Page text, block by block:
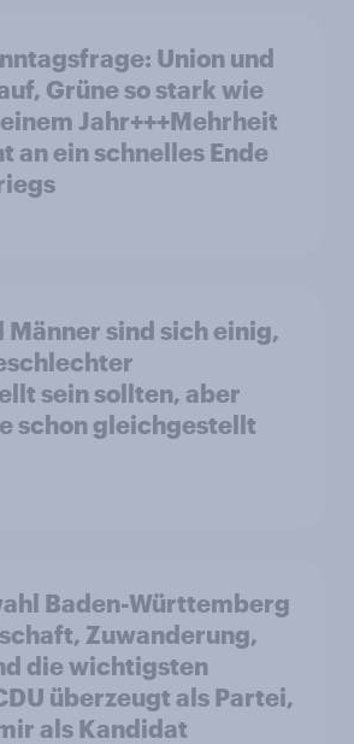
Union und
Grüne so stark wie
Jahr+++Mehrheit
an ein schnelles Ende
Männer sind sich einig,
sein sollten, aber
schon gleichgestellt
Baden-Württemberg
Zuwanderung,
die wichtigsten
überzeugt als Partei,
als Kandidat